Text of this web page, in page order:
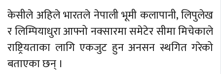
केसीले अहिले भारतले नेपाली भूमी कलापानी, लिपुलेख
र लिम्पियाधुरा आफ्नो नक्सारमा समेटेर सीमा मिचेकाले
राष्ट्रियताका लागि एकजुट हुन अनसन स्थगित गरेको
बताएका छन् ।